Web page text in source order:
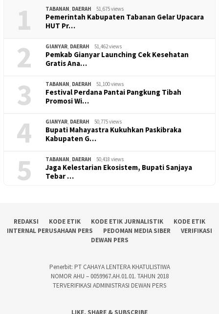
1 TABANAN, DAERAH 51,675 views
Pemerintah Kabupaten Tabanan Gelar Upacara
HUT Pr…
2 GIANYAR, DAERAH 51,462 views
Pemkab Gianyar Launching Cek Kesehatan
Gratis Ana…
3 TABANAN, DAERAH 51,100 views
Festival Perdana Pantai Pangkung Tibah
Promosi Wi…
4 GIANYAR, DAERAH 50,775 views
Bupati Mahayastra Kukuhkan Paskibraka
Kabupaten G…
5 TABANAN, DAERAH 50,418 views
Jaga Kelestarian Ekosistem, Bupati Sanjaya
Tebar …
REDAKSI KODE ETIK KODE ETIK JURNALISTIK
KODE ETIK
INTERNAL PERUSAHAAN PERS
PEDOMAN MEDIA SIBER
VERIFIKASI
DEWAN PERS
Penerbit: PT CAHAYA LENTERA KHATULISTIWA
NOMOR AHU – 0059967.AH.01.01. TAHUN 2018
TERVERIFIKASI ADMINISTRASI DEWAN PERS
LIKE, SHARE & SUBSCRIBE